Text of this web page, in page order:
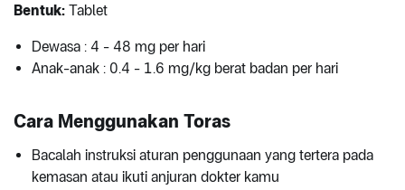
Bentuk: Tablet
Dewasa : 4 - 48 mg per hari
Anak-anak : 0.4 - 1.6 mg/kg berat badan per hari
Cara Menggunakan Toras
Bacalah instruksi aturan penggunaan yang tertera pada
kemasan atau ikuti anjuran dokter kamu